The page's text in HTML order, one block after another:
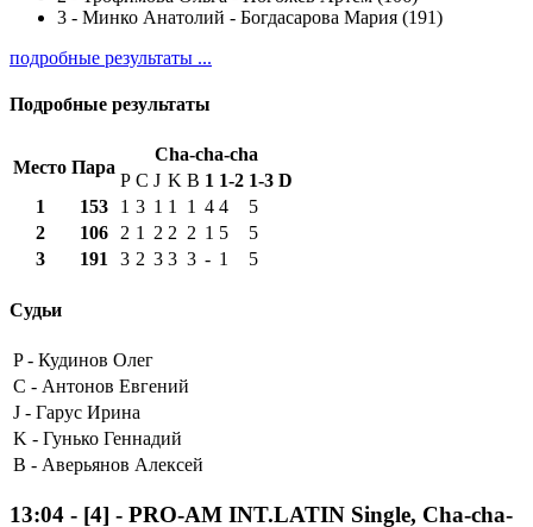
3 - Минко Анатолий - Богдасарова Мария (191)
подробные результаты ...
Подробные результаты
Место Пара
Cha-cha-cha
P C J K B 1 1-2 1-3 D
1
153 1 3 1 1 1 4 4
5
2
106 2 1 2 2 2 1 5
5
3
191 3 2 3 3 3 - 1 5
Судьи
P - Кудинов Олег
C - Антонов Евгений
J - Гарус Ирина
K - Гунько Геннадий
B - Аверьянов Алексей
13:04 - [4] - PRO-AM INT.LATIN Single, Cha-cha-